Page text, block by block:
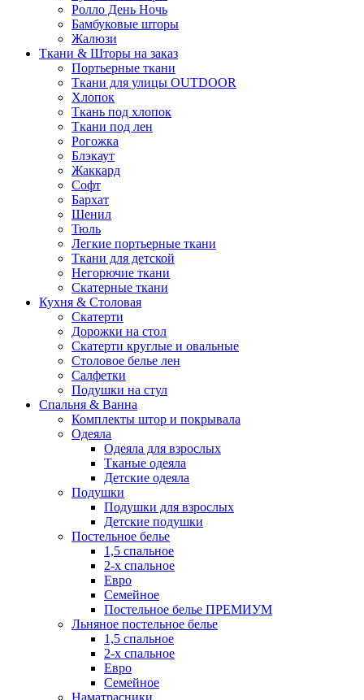
Ролло День Ночь
Бамбуковые шторы
Жалюзи
Ткани & Шторы на заказ
Портьерные ткани
Ткани для улицы OUTDOOR
Хлопок
Ткань под хлопок
Ткани под лен
Рогожка
Блэкаут
Жаккард
Софт
Бархат
Шенил
Тюль
Легкие портьерные ткани
Ткани для детской
Негорючие ткани
Скатерные ткани
Кухня & Столовая
Скатерти
Дорожки на стол
Скатерти круглые и овальные
Столовое белье лен
Салфетки
Подушки на стул
Спальня & Ванна
Комплекты штор и покрывала
Одеяла
Одеяла для взрослых
Тканые одеяла
Детские одеяла
Подушки
Подушки для взрослых
Детские подушки
Постельное белье
1,5 спальное
2-х спальное
Евро
Семейное
Постельное белье ПРЕМИУМ
Льняное постельное белье
1,5 спальное
2-х спальное
Евро
Семейное
Наматрасники